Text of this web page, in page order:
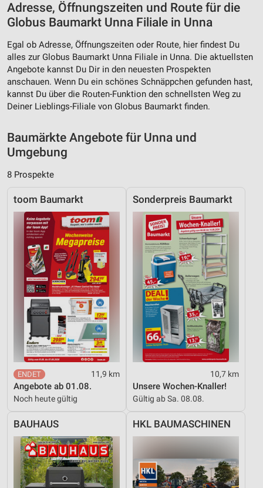
Adresse, Öffnungszeiten und Route für die
Globus Baumarkt Unna Filiale in Unna
Egal ob Adresse, Öffnungszeiten oder Route, hier findest Du
alles zur Globus Baumarkt Unna Filiale in Unna. Die aktuellsten
Angebote kannst Du Dir in den neuesten Prospekten
anschauen. Wenn Du ein schönes Schnäppchen gefunden hast,
kannst Du über die Routen-Funktion den schnellsten Weg zu
Deiner Lieblings-Filiale von Globus Baumarkt finden.
Baumärkte Angebote für Unna und
Umgebung
8 Prospekte
toom Baumarkt
11,9 km
Angebote ab 01.08.
Noch heute gültig
Sonderpreis Baumarkt
10,7 km
Unsere Wochen-Knaller!
Gültig ab Sa. 08.08.
BAUHAUS HKL BAUMASCHINEN
Speichern von oder Zugriff auf Informationen
auf einem Endgerät
Verwendung reduzierter Daten zur Auswahl von
Werbeanzeigen
Erstellung von Profilen für personalisierte
Werbung
Verwendung von Profilen zur Auswahl
Erstellung von Profilen zur Personalisierung
von Inhalten
Verwendung von Profilen zur Auswahl
Messung der Werbeleistung
Messung der Performance von Inhalten
Analyse von Zielgruppen durch Statistiken oder
Kombinationen von Daten aus verschiedenen
Quellen
Entwicklung und Verbesserung der Angebote
Verwendung reduzierter Daten zur Auswahl von
Inhalten
IAB-Besonderheiten:
Verwendung genauer Standortdaten
Geräte anhand von aktiv angeforderten
Notwendig
Performance